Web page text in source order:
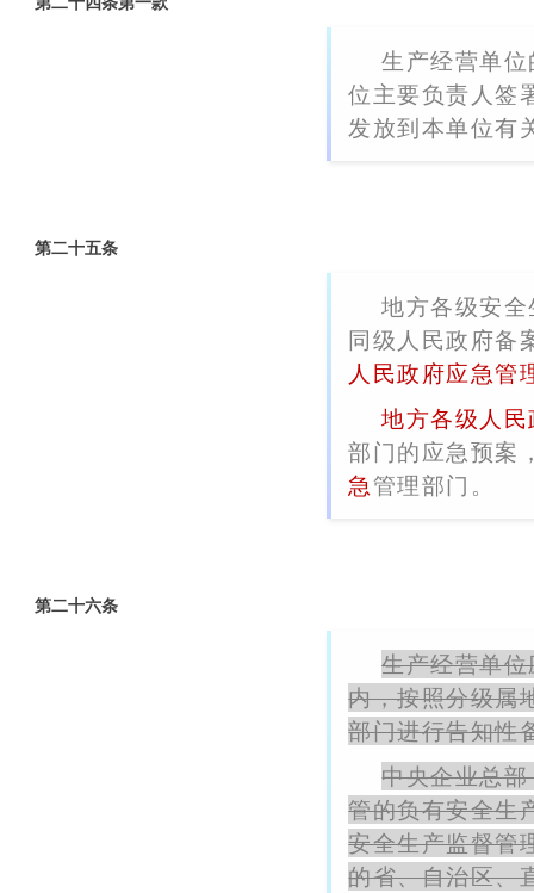
生产经营单
位主要负责人签
发放到本单位有
第二十五条
地方各级安
同级人民政府备
人民政府应急管
地方各级人
部门的应急预案
急管理部门。
第二十六条
生产经营单
内，按照分级属
部门进行告知性
中央企业总
管的负有安全生
安全生产监督管
的省、自治区、